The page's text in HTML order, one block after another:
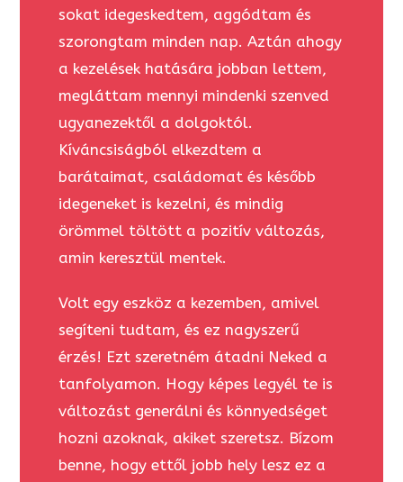
sokat idegeskedtem, aggódtam és
szorongtam minden nap. Aztán ahogy
a kezelések hatására jobban lettem,
megláttam mennyi mindenki szenved
ugyanezektől a dolgoktól.
Kíváncsiságból elkezdtem a
barátaimat, családomat és később
idegeneket is kezelni, és mindig
örömmel töltött a pozitív változás,
amin keresztül mentek.
Volt egy eszköz a kezemben, amivel
segíteni tudtam, és ez nagyszerű
érzés! Ezt szeretném átadni Neked a
tanfolyamon. Hogy képes legyél te is
változást generálni és könnyedséget
hozni azoknak, akiket szeretsz. Bízom
benne, hogy ettől jobb hely lesz ez a